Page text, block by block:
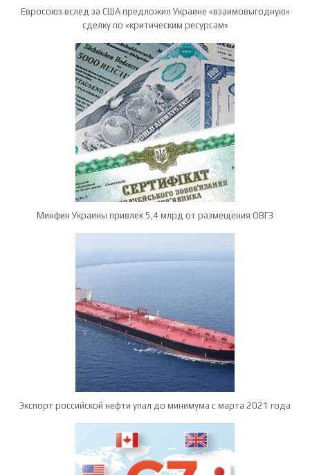
Евросоюз вслед за США предложил Украине «взаимовыгодную»
сделку по «критическим ресурсам»
Минфин Украины привлек 5,4 млрд от размещения ОВГЗ
Экспорт российской нефти упал до минимума с марта 2021 года